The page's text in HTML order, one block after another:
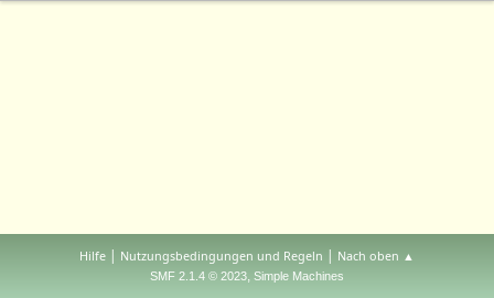
Hilfe | Nutzungsbedingungen und Regeln | Nach oben ▲
SMF 2.1.4 © 2023, Simple Machines